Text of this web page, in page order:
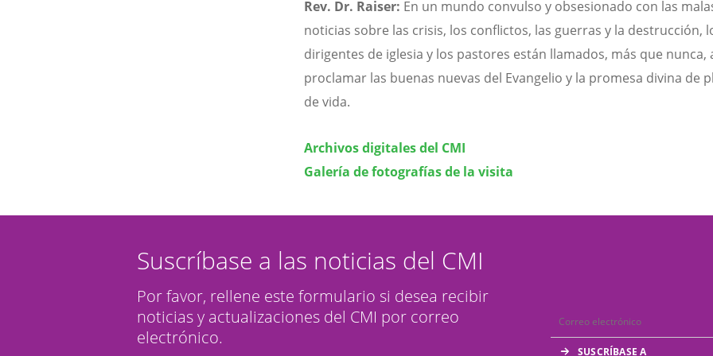
Rev. Dr. Raiser: En un mundo convulso y obsesionado con las
noticias sobre las crisis, los conflictos, las guerras y la destrucción,
dirigentes de iglesia y los pastores están llamados, más que nunca,
proclamar las buenas nuevas del Evangelio y la promesa divina de
de vida.
Archivos digitales del CMI
Galería de fotografías de la visita
Suscríbase a las noticias del CMI
Por favor, rellene este formulario si desea recibir
noticias y actualizaciones del CMI por correo
electrónico.